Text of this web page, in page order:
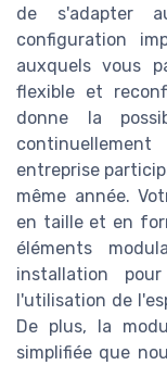
de s'adapter
configuration
auxquels vous
flexible et
donne la
entreprise
même année.
en taille et en
éléments
installation
l'utilisation de
De plus, la
simplifiée que